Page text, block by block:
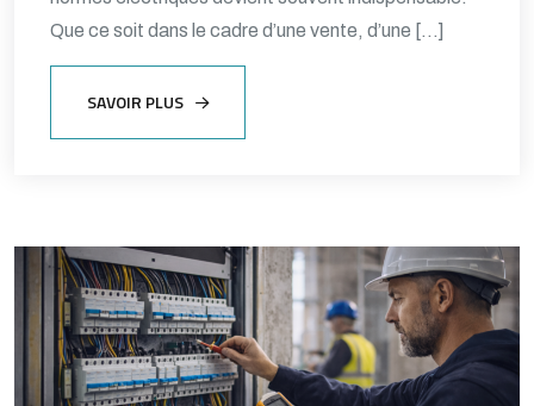
Que ce soit dans le cadre d’une vente, d’une […]
SAVOIR PLUS